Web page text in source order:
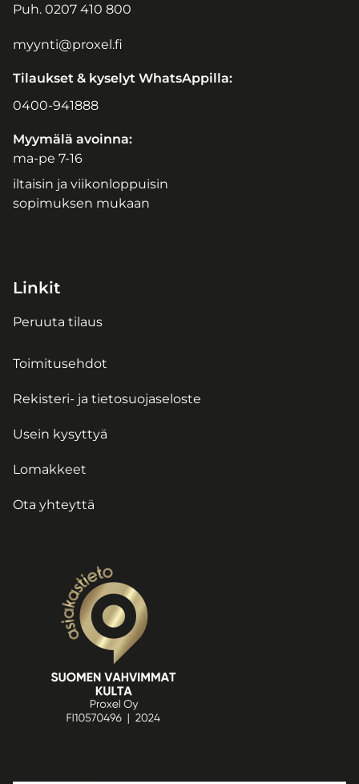
Puh. 0207 410 800
myynti@proxel.fi
Tilaukset & kyselyt WhatsAppilla:
0400-941888
Myymälä avoinna:
ma-pe 7-16
iltaisin ja viikonloppuisin
sopimuksen mukaan
Linkit
Peruuta tilaus
Toimitusehdot
Rekisteri- ja tietosuojaseloste
Usein kysyttyä
Lomakkeet
Ota yhteyttä